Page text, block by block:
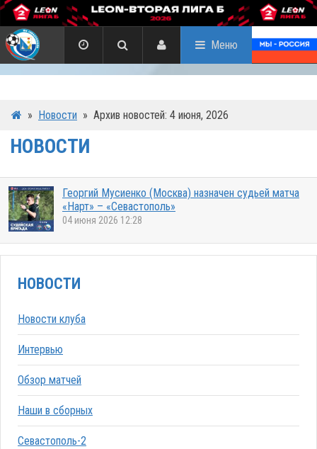
Меню
» Новости » Архив новостей: 4 июня, 2026
НОВОСТИ
Георгий Мусиенко (Москва) назначен судьей матча
«Нарт» – «Севастополь»
04 июня 2026 12:28
НОВОСТИ
Новости клуба
Интервью
Обзор матчей
Наши в сборных
Севастополь-2